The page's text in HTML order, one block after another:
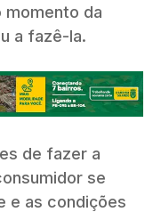
momento da
a fazê-la.
de fazer a
se
e as condições